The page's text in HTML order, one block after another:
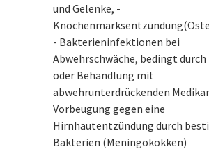
und Gelenke, -
- Bakterieninfektionen bei
Abwehrschwäche, bedingt
oder Behandlung mit
abwehrunterdrückenden
Vorbeugung gegen eine
Hirnhautentzündung durch
Bakterien (Meningokokken)